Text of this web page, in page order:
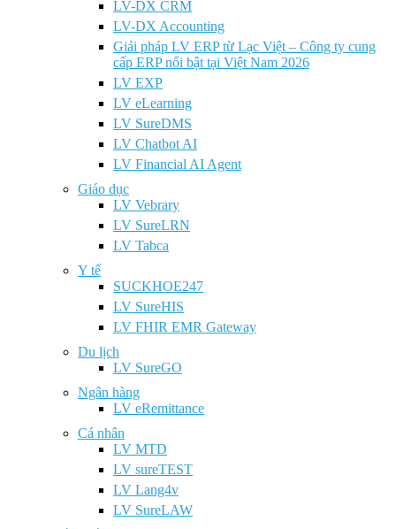
LV-DX CRM
LV-DX Accounting
Giải pháp LV ERP từ Lạc Việt – Công ty cung
cấp ERP nổi bật tại Việt Nam 2026
LV EXP
LV eLearning
LV SureDMS
LV Chatbot AI
LV Financial AI Agent
Giáo dục
LV Vebrary
LV SureLRN
LV Tabca
Y tế
SUCKHOE247
LV SureHIS
LV FHIR EMR Gateway
Du lịch
LV SureGO
Ngân hàng
LV eRemittance
Cá nhân
LV MTD
LV sureTEST
LV Lang4v
LV SureLAW